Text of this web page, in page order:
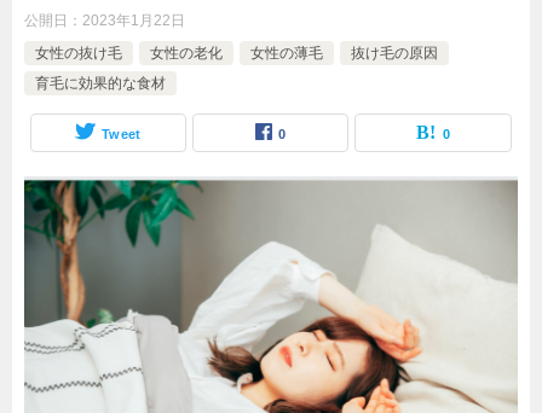
公開日： 2023年1月22日
女性の抜け毛
女性の老化 女性の薄毛
抜け毛の原因
育毛に効果的な食材
Tweet 0 0